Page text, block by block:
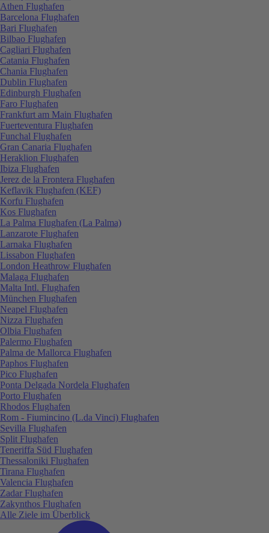
Athen Flughafen
Barcelona Flughafen
Bari Flughafen
Bilbao Flughafen
Cagliari Flughafen
Catania Flughafen
Chania Flughafen
Dublin Flughafen
Edinburgh Flughafen
Faro Flughafen
Frankfurt am Main Flughafen
Fuerteventura Flughafen
Funchal Flughafen
Gran Canaria Flughafen
Heraklion Flughafen
Ibiza Flughafen
Jerez de la Frontera Flughafen
Keflavik Flughafen (KEF)
Korfu Flughafen
Kos Flughafen
La Palma Flughafen (La Palma)
Lanzarote Flughafen
Larnaka Flughafen
Lissabon Flughafen
London Heathrow Flughafen
Malaga Flughafen
Malta Intl. Flughafen
München Flughafen
Neapel Flughafen
Nizza Flughafen
Olbia Flughafen
Palermo Flughafen
Palma de Mallorca Flughafen
Paphos Flughafen
Pico Flughafen
Ponta Delgada Nordela Flughafen
Porto Flughafen
Rhodos Flughafen
Rom - Fiumincino (L.da Vinci) Flughafen
Sevilla Flughafen
Split Flughafen
Teneriffa Süd Flughafen
Thessaloniki Flughafen
Tirana Flughafen
Valencia Flughafen
Zadar Flughafen
Zakynthos Flughafen
Alle Ziele im Überblick